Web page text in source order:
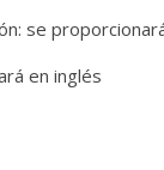
se
en inglés